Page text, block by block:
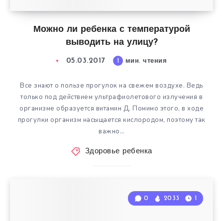
Можно ли ребенка с температурой
выводить на улицу?
05.03.2017 1 мин. чтения
Все знают о пользе прогулок на свежем воздухе. Ведь
только под действием ультрафиолетового излучения в
организме образуется витамин Д. Помимо этого, в ходе
прогулки организм насыщается кислородом, поэтому так
важно…
Здоровье ребенка
0 2033 1